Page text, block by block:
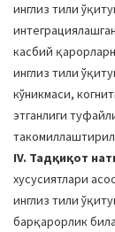
инглиз тили
касбий
инглиз тили
кўникмаси,
этганлиги
IV. Тадқиқот
хусусиятлари
инглиз тили
барқарорлик